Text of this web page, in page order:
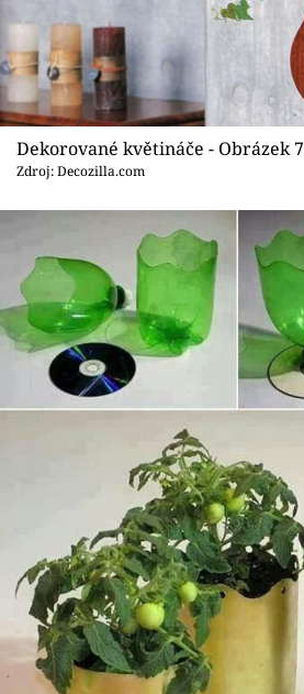
Dekorované květináče - Obrázek 7
Zdroj: Decozilla.com